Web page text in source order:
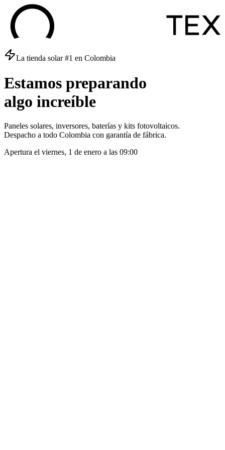
La tienda solar #1 en Colombia
Estamos preparando
algo increíble
Paneles solares, inversores, baterías y kits fotovoltaicos.
Despacho a todo Colombia con garantía de fábrica.
Apertura el viernes, 1 de enero a las 09:00